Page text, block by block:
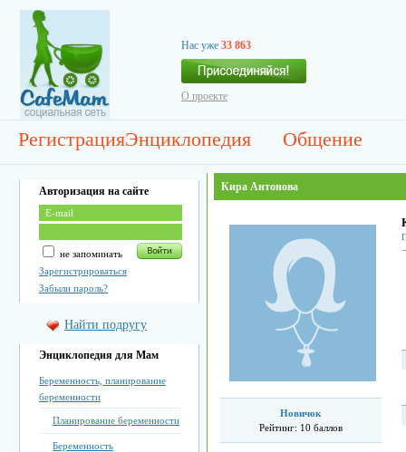
Нас уже 33 863
О проекте
РегистрацияЭнциклопедия Общение
Авторизация на сайте
не запоминать
Зарегистрироваться
Забыли пароль?
Найти подругу
Энциклопедия для Мам
Беременность, планирование
беременности
Планирование беременности
Беременность
Кира Антонова
Новичок
Рейтинг: 10 баллов